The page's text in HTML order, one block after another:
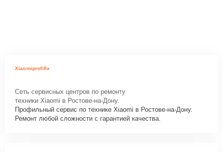
Xiaomiprofifix
Сеть сервисных центров по ремонту
техники Xiaomi в Ростове-на-Дону.
Профильный сервис по технике Xiaomi в Ростове-на-Дону.
Ремонт любой сложности с гарантией качества.